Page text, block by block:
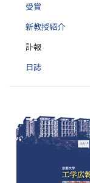
受賞
新教授紹介
訃報
日誌